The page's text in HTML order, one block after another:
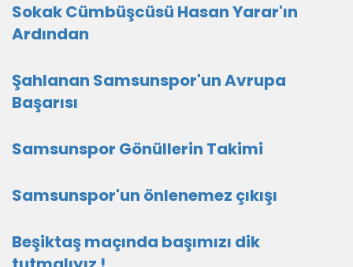
Sokak Cümbüşcüsü Hasan Yarar'ın
Ardından
Şahlanan Samsunspor'un Avrupa
Başarısı
Samsunspor Gönüllerin Takimi
Samsunspor'un önlenemez çıkışı
Beşiktaş maçında başımızı dik